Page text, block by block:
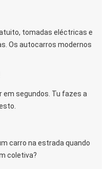
tomadas eléctricas e
Os autocarros modernos
em segundos. Tu fazes a
carro na estrada quando
coletiva?